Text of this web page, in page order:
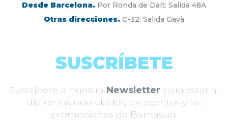
Desde Barcelona. Por Ronda de Dalt: Salida 48A
Otras direcciones. C-32: Salida Gavà
SUSCRÍBETE
Suscríbete a nuestra Newsletter para estar al
día de las novedades, los eventos y las
promociones de Barnasud.